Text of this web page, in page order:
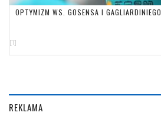
OPTYMIZM WS. GOSENSA I GAGLIARDINIEGO
[1]
REKLAMA